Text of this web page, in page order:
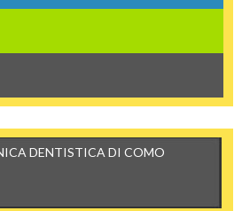
DENTISTICA DI COMO